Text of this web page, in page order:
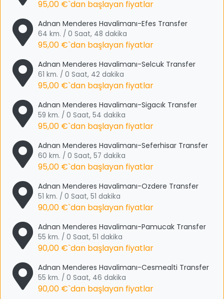
95,00 €`dan başlayan fiyatlar
Adnan Menderes Havalimanı-Efes Transfer
64 km. / 0 Saat, 48 dakika
95,00 €`dan başlayan fiyatlar
Adnan Menderes Havalimanı-Selcuk Transfer
61 km. / 0 Saat, 42 dakika
95,00 €`dan başlayan fiyatlar
Adnan Menderes Havalimanı-Sigacık Transfer
59 km. / 0 Saat, 54 dakika
95,00 €`dan başlayan fiyatlar
Adnan Menderes Havalimanı-Seferhisar Transfer
60 km. / 0 Saat, 57 dakika
95,00 €`dan başlayan fiyatlar
Adnan Menderes Havalimanı-Ozdere Transfer
51 km. / 0 Saat, 51 dakika
90,00 €`dan başlayan fiyatlar
Adnan Menderes Havalimanı-Pamucak Transfer
55 km. / 0 Saat, 51 dakika
90,00 €`dan başlayan fiyatlar
Adnan Menderes Havalimanı-Cesmealti Transfer
55 km. / 0 Saat, 46 dakika
90,00 €`dan başlayan fiyatlar